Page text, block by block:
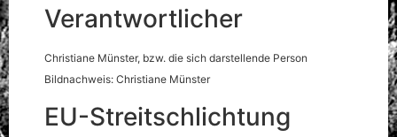
Verantwortlicher
Christiane Münster, bzw. die sich darstellende Person
Bildnachweis: Christiane Münster
EU-Streitschlichtung